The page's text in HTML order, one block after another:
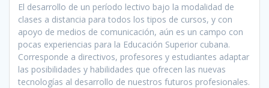
El desarrollo de un período lectivo bajo la modalidad de
clases a distancia para todos los tipos de cursos, y con
apoyo de medios de comunicación, aún es un campo con
pocas experiencias para la Educación Superior cubana.
Corresponde a directivos, profesores y estudiantes adaptar
las posibilidades y habilidades que ofrecen las nuevas
tecnologías al desarrollo de nuestros futuros profesionales.